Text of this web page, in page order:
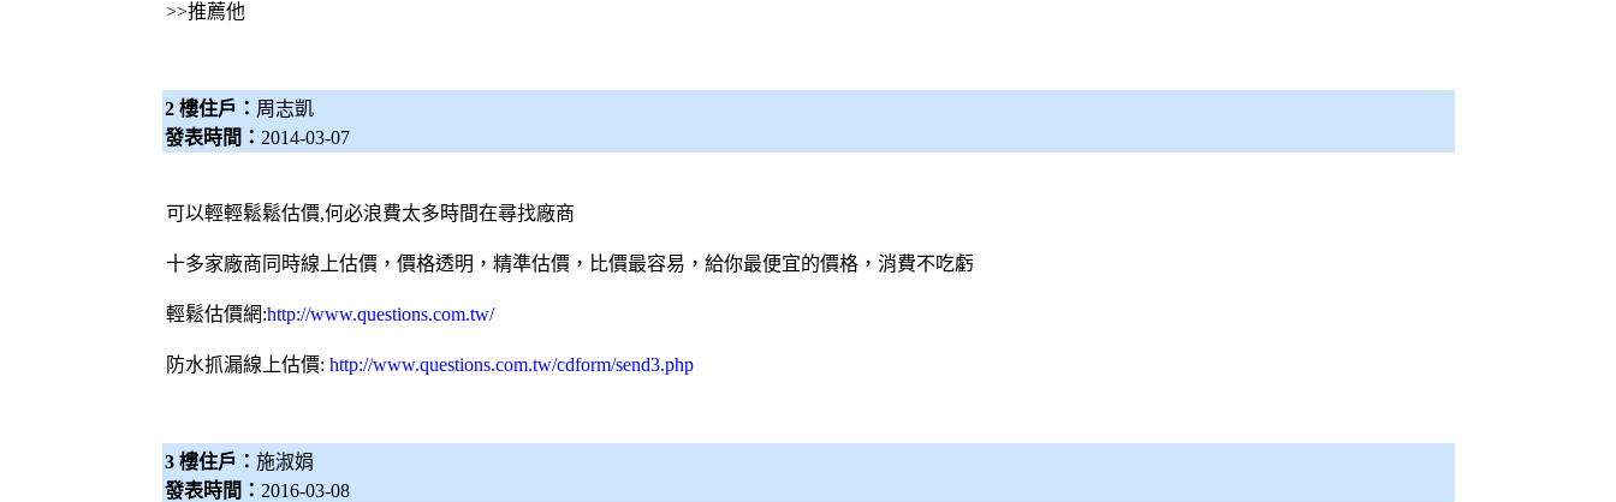
>>推薦他
2 樓住戶： 周志凱
發表時間： 2014-03-07
可以輕輕鬆鬆估價,何必浪費太多時間在尋找廠商
十多家廠商同時線上估價，價格透明，精準估價，比價最容易，給你最便宜的價格，消費不吃虧
輕鬆估價網:http://www.questions.com.tw/
防水抓漏線上估價: http://www.questions.com.tw/cdform/send3.php
3 樓住戶： 施淑娟
發表時間： 2016-03-08